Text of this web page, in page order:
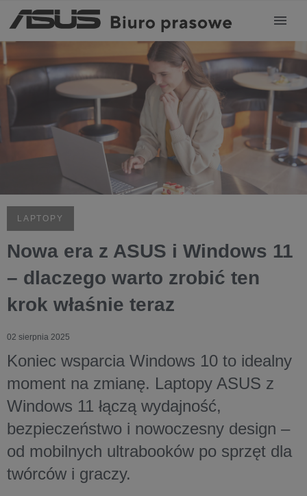
LAPTOPY
Nowa era z ASUS i Windows 11
– dlaczego warto zrobić ten
krok właśnie teraz
02 sierpnia 2025
Koniec wsparcia Windows 10 to idealny
moment na zmianę. Laptopy ASUS z
Windows 11 łączą wydajność,
bezpieczeństwo i nowoczesny design –
od mobilnych ultrabooków po sprzęt dla
twórców i graczy.